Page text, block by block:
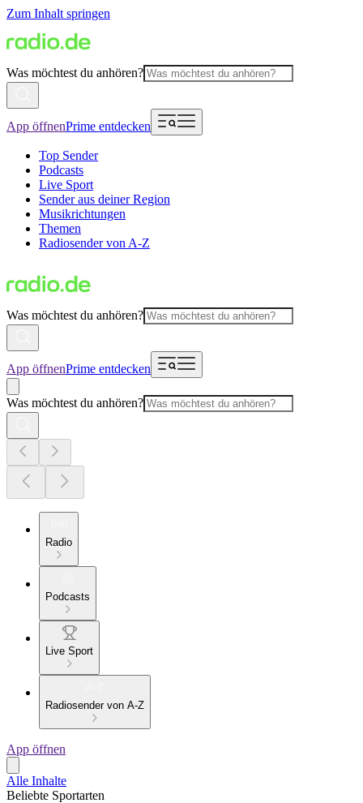
Zum Inhalt springen
Was möchtest du anhören?
App öffnenPrime entdecken
Top Sender
Podcasts
Live Sport
Sender aus deiner Region
Musikrichtungen
Themen
Radiosender von A-Z
Was möchtest du anhören?
App öffnenPrime entdecken
Was möchtest du anhören?
Radio
Podcasts
Live Sport
Radiosender von A-Z
App öffnen
Alle Inhalte
Beliebte Sportarten